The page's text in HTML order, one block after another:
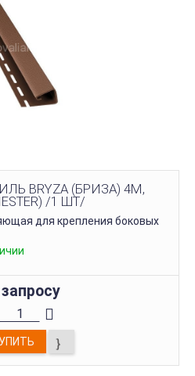
BRYZA (БРИЗА) 4М,
/1 ШТ/
для крепления боковых